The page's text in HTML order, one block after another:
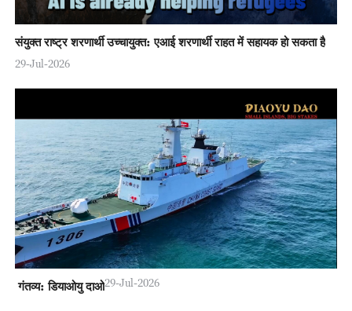
संयुक्त राष्ट्र शरणार्थी उच्चायुक्त: एआई शरणार्थी राहत में सहायक हो सकता है
29-Jul-2026
गंतव्य: डियाओयु दाओ29-Jul-2026